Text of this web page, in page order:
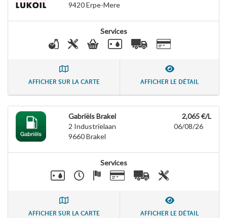
9420Erpe-Mere
Services
AFFICHER SUR LA CARTE AFFICHER LE DÉTAIL
Gabriëls Brakel
2 Industrielaan
9660Brakel
2,065 €/L
06/08/26
Services
AFFICHER SUR LA CARTE AFFICHER LE DÉTAIL